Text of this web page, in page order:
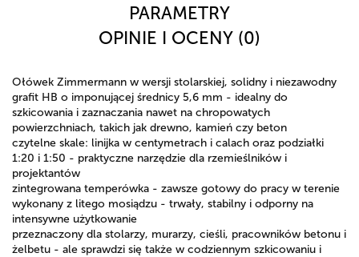
PARAMETRY
OPINIE I OCENY (0)
Ołówek Zimmermann w wersji stolarskiej, solidny i niezawodny
grafit HB o imponującej średnicy 5,6 mm - idealny do
szkicowania i zaznaczania nawet na chropowatych
powierzchniach, takich jak drewno, kamień czy beton
czytelne skale: linijka w centymetrach i calach oraz podziałki
1:20 i 1:50 - praktyczne narzędzie dla rzemieślników i
projektantów
zintegrowana temperówka - zawsze gotowy do pracy w terenie
wykonany z litego mosiądzu - trwały, stabilny i odporny na
intensywne użytkowanie
przeznaczony dla stolarzy, murarzy, cieśli, pracowników betonu i
żelbetu - ale sprawdzi się także w codziennym szkicowaniu i